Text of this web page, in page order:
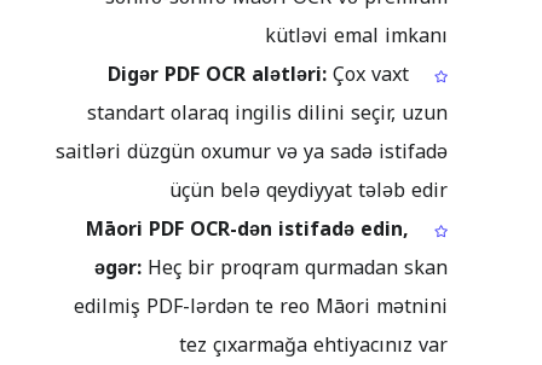
kütləvi emal imkanı
Digər PDF OCR alətləri:Çox vaxt
standart olaraq ingilis dilini seçir, uzun
saitləri düzgün oxumur və ya sadə istifadə
üçün belə qeydiyyat tələb edir
Māori PDF OCR-dən istifadə edin,
əgər:Heç bir proqram qurmadan skan
edilmiş PDF-lərdən te reo Māori mətnini
tez çıxarmağa ehtiyacınız var